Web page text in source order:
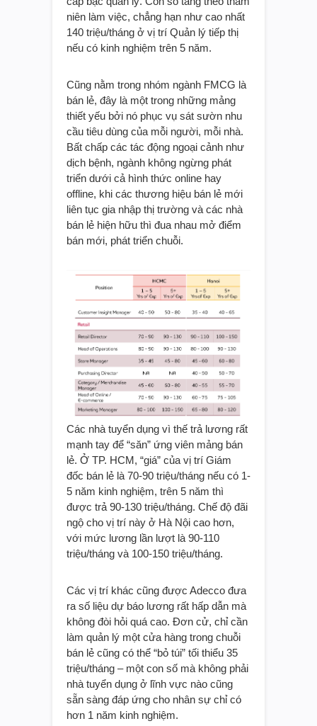
niên làm việc, chẳng hạn như cao nhất
140 triệu/tháng ở vị trí Quản lý tiếp thị
nếu có kinh nghiệm trên 5 năm.
Cũng nằm trong nhóm ngành FMCG là
bán lẻ, đây là một trong những mảng
thiết yếu bởi nó phục vụ sát sườn nhu
cầu tiêu dùng của mỗi người, mỗi nhà.
Bất chấp các tác động ngoại cảnh như
dịch bệnh, ngành không ngừng phát
triển dưới cả hình thức online hay
offline, khi các thương hiệu bán lẻ mới
liên tục gia nhập thị trường và các nhà
bán lẻ hiện hữu thì đua nhau mở điểm
bán mới, phát triển chuỗi.
Các nhà tuyển dụng vì thế trả lương rất
mạnh tay để “săn” ứng viên mảng bán
lẻ. Ở TP. HCM, “giá” của vị trí Giám
đốc bán lẻ là 70-90 triệu/tháng nếu có 1-
5 năm kinh nghiệm, trên 5 năm thì
được trả 90-130 triệu/tháng. Chế độ đãi
ngộ cho vị trí này ở Hà Nội cao hơn,
với mức lương lần lượt là 90-110
triệu/tháng và 100-150 triệu/tháng.
Các vị trí khác cũng được Adecco đưa
ra số liệu dự báo lương rất hấp dẫn mà
không đòi hỏi quá cao. Đơn cử, chỉ cần
làm quản lý một cửa hàng trong chuỗi
bán lẻ cũng có thể “bỏ túi” tối thiểu 35
triệu/tháng – một con số mà không phải
nhà tuyển dụng ở lĩnh vực nào cũng
sẵn sàng đáp ứng cho nhân sự chỉ có
hơn 1 năm kinh nghiệm.